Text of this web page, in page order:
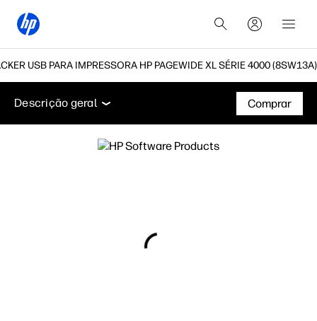
USB PARA IMPRESSORA HP PAGEWIDE XL SÉRIE 4000 (8SW13A)
Descrição geral Acessórios
Suporte
Descrição geral
Comprar